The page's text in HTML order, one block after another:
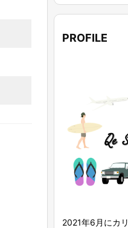
PROFILE
2021年6月にカ